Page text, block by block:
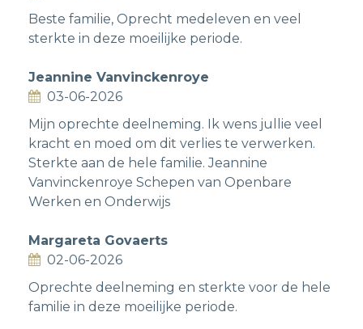
Beste familie, Oprecht medeleven en veel
sterkte in deze moeilijke periode.
Jeannine Vanvinckenroye
03-06-2026
Mijn oprechte deelneming. Ik wens jullie veel
kracht en moed om dit verlies te verwerken.
Sterkte aan de hele familie. Jeannine
Vanvinckenroye Schepen van Openbare
Werken en Onderwijs
Margareta Govaerts
02-06-2026
Oprechte deelneming en sterkte voor de hele
familie in deze moeilijke periode.